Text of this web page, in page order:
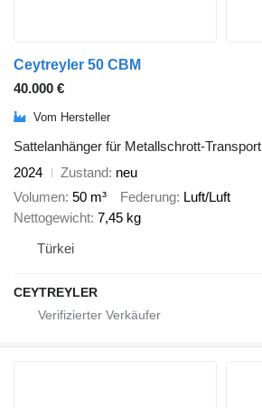
Ceytreyler 50 CBM
40.000 €
Vom Hersteller
Sattelanhänger für Metallschrott-Transport
2024
Zustand neu
Volumen 50 m³ Federung Luft/Luft
Nettogewicht 7,45 kg
Türkei
CEYTREYLER